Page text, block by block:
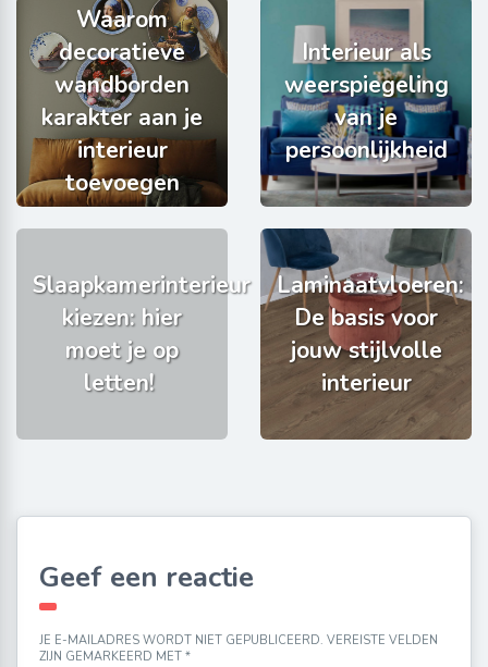
Waarom
decoratieve
wandborden
karakter aan je
interieur
toevoegen
Interieur als
weerspiegeling
van je
persoonlijkheid
Slaapkamerinterieur
kiezen: hier
moet je op
letten!
Laminaatvloeren:
De basis voor
jouw stijlvolle
interieur
Geef een reactie
JE E-MAILADRES WORDT NIET GEPUBLICEERD. VEREISTE VELDEN
ZIJN GEMARKEERD MET *